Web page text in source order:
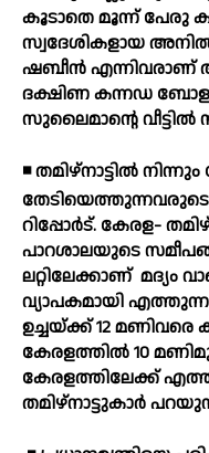
കൂടാതെ മൂന്ന് പേരു
സ്വദേശികളായ
ഷബീന്‍ എന്നിവരാണ്
ദക്ഷിണ കന്നഡ
സുലൈമാന്റെ വീട്ടില്‍
◾ തമിഴ്നാട്ടില്‍
റിപ്പോര്‍ട്. കേരള-
പാറശാലയുടെ
ലറ്റിലേക്കാണ് മദ്യം
വ്യാപകമായി എത്തുന്നത്.
ഉച്ചയ്ക്ക് 12
കേരളത്തില്‍ 10
കേരളത്തിലേക്ക്
തമിഴ്നാട്ടുകാര്‍